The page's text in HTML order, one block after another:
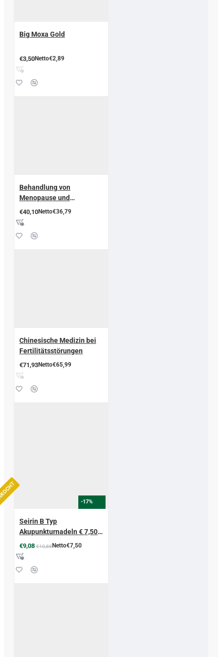
Big Moxa Gold
€3,50Netto€2,89
Behandlung von
Menopause und
klimakterischen
Beschwerden, Barbara
€40,10Netto€36,79
Chinesische Medizin bei
Fertilitätsstörungen
€71,93Netto€65,99
-17%
Seirin B Typ
Akupunkturnadeln € 7,50
zzgl MwSt
€9,08 €10,88Netto€7,50